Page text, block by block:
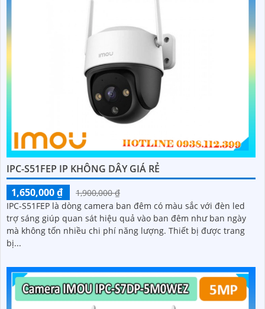
IPC-S51FEP IP KHÔNG DÂY GIÁ RẺ
1,650,000 ₫
1,900,000 ₫
IPC-S51FEP là dòng camera ban đêm có màu sắc với đèn led
trợ sáng giúp quan sát hiệu quả vào ban đêm như ban ngày
mà không tốn nhiều chi phí năng lượng. Thiết bị được trang
bị...